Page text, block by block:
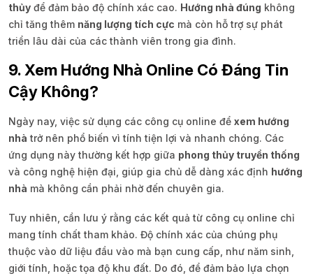
thủy để đảm bảo độ chính xác cao. Hướng nhà đúng không
chỉ tăng thêm năng lượng tích cực mà còn hỗ trợ sự phát
triển lâu dài của các thành viên trong gia đình.
9. Xem Hướng Nhà Online Có Đáng Tin
Cậy Không?
Ngày nay, việc sử dụng các công cụ online để xem hướng
nhà trở nên phổ biến vì tính tiện lợi và nhanh chóng. Các
ứng dụng này thường kết hợp giữa phong thủy truyền thống
và công nghệ hiện đại, giúp gia chủ dễ dàng xác định hướng
nhà mà không cần phải nhờ đến chuyên gia.
Tuy nhiên, cần lưu ý rằng các kết quả từ công cụ online chỉ
mang tính chất tham khảo. Độ chính xác của chúng phụ
thuộc vào dữ liệu đầu vào mà bạn cung cấp, như năm sinh,
giới tính, hoặc tọa độ khu đất. Do đó, để đảm bảo lựa chọn